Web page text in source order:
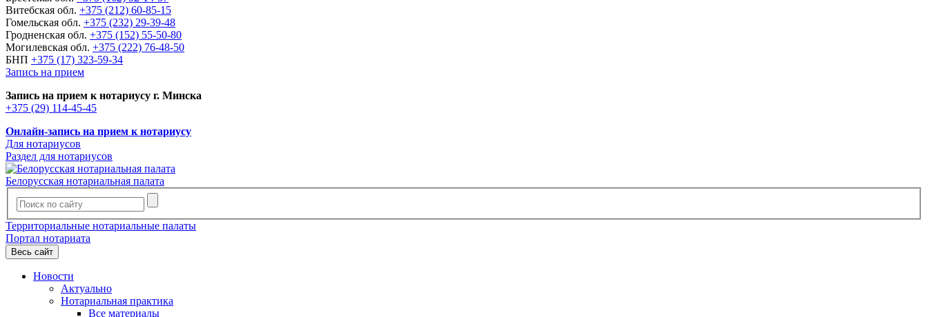
Витебская обл. +375 (212) 60-85-15
Гомельская обл. +375 (232) 29-39-48
Гродненская обл. +375 (152) 55-50-80
Могилевская обл. +375 (222) 76-48-50
БНП +375 (17) 323-59-34
Запись на прием
Запись на прием к нотариусу г. Минска
+375 (29) 114-45-45
Онлайн-запись на прием к нотариусу
Для нотариусов
Раздел для нотариусов
Белорусская нотариальная палата
Территориальные нотариальные палаты
Портал нотариата
Весь сайт
Новости
Актуально
Нотариальная практика
Все материалы